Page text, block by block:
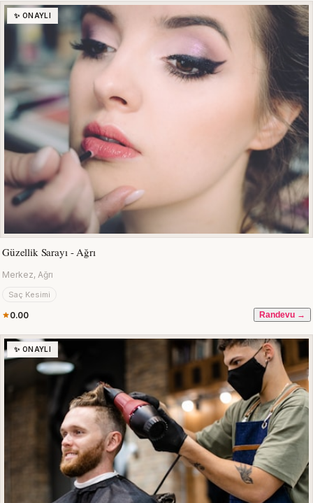
✨ ONAYLI
Güzellik Sarayı - Ağrı
Merkez, Ağrı
Saç Kesimi
0.00 Randevu →
✨ ONAYLI